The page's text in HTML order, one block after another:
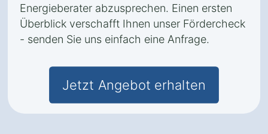
Energieberater abzusprechen. Einen ersten
Überblick verschafft Ihnen unser Fördercheck
- senden Sie uns einfach eine Anfrage.
Jetzt Angebot erhalten